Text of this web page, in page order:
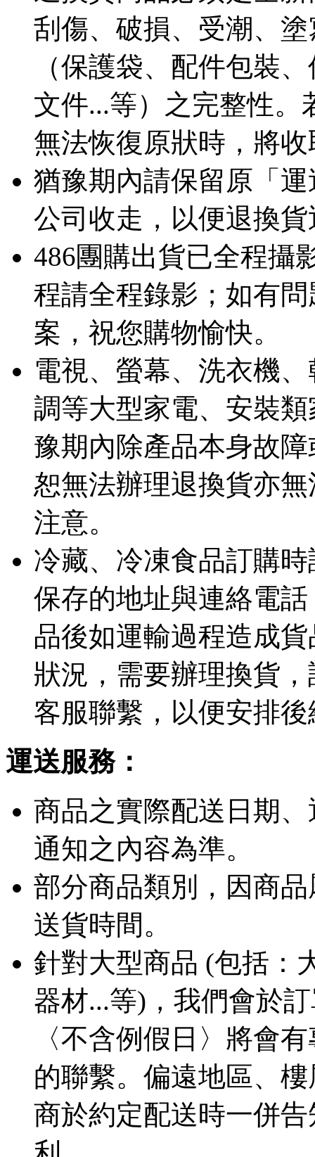
刮傷、破損、受潮、
（保護袋、配件包裝
文件...等）之完整性
無法恢復原狀時，將
猶豫期內請保留原「
公司收走，以便退換
486團購出貨已全程攝
程請全程錄影；如有
案，祝您購物愉快。
電視、螢幕、洗衣機
調等大型家電、安裝
豫期內除產品本身故
恕無法辦理退換貨亦
注意。
冷藏、冷凍食品訂購
保存的地址與連絡電
品後如運輸過程造成
狀況，需要辦理換貨
客服聯繫，以便安排
運送服務：
商品之實際配送日期
通知之內容為準。
部分商品類別，因商
送貨時間。
針對大型商品 (包括：
器材...等)，我們會於
〈不含例假日〉將會
的聯繫。偏遠地區、
商於約定配送時一併